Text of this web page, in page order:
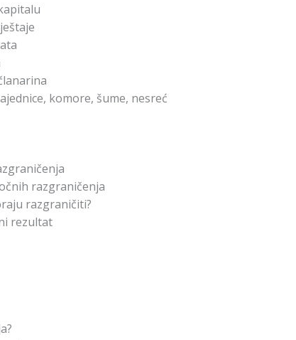
komore, šume, nesreć
razgraničenja
razgraničiti?
rezultat